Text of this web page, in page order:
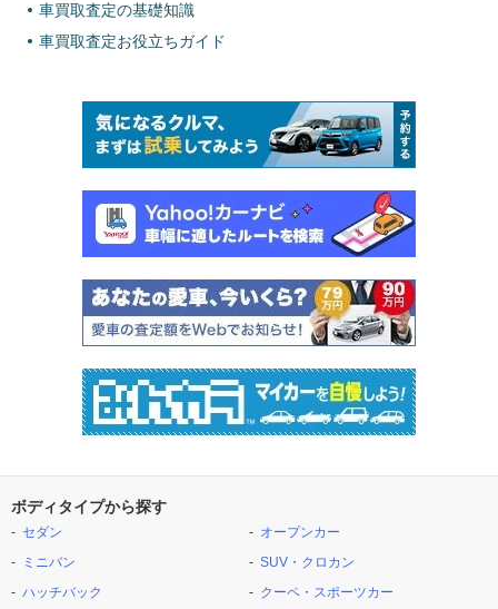
車買取査定の基礎知識
車買取査定お役立ちガイド
ボディタイプから探す
セダン
ミニバン
ハッチバック
オープンカー
SUV・クロカン
クーペ・スポーツカー